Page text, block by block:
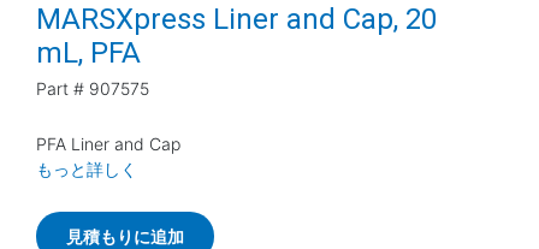
MARSXpress Liner and Cap, 20
mL, PFA
Part # 907575
PFA Liner and Cap
もっと詳しく
見積もりに追加